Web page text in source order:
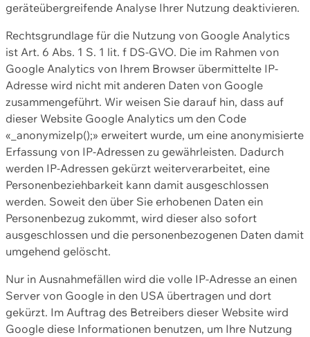
geräteübergreifende Analyse Ihrer Nutzung deaktivieren.
Rechtsgrundlage für die Nutzung von Google Analytics
ist Art. 6 Abs. 1 S. 1 lit. f DS-GVO. Die im Rahmen von
Google Analytics von Ihrem Browser übermittelte IP-
Adresse wird nicht mit anderen Daten von Google
zusammengeführt. Wir weisen Sie darauf hin, dass auf
dieser Website Google Analytics um den Code
«_anonymizeIp();» erweitert wurde, um eine anonymisierte
Erfassung von IP-Adressen zu gewährleisten. Dadurch
werden IP-Adressen gekürzt weiterverarbeitet, eine
Personenbeziehbarkeit kann damit ausgeschlossen
werden. Soweit den über Sie erhobenen Daten ein
Personenbezug zukommt, wird dieser also sofort
ausgeschlossen und die personenbezogenen Daten damit
umgehend gelöscht.
Nur in Ausnahmefällen wird die volle IP-Adresse an einen
Server von Google in den USA übertragen und dort
gekürzt. Im Auftrag des Betreibers dieser Website wird
Google diese Informationen benutzen, um Ihre Nutzung